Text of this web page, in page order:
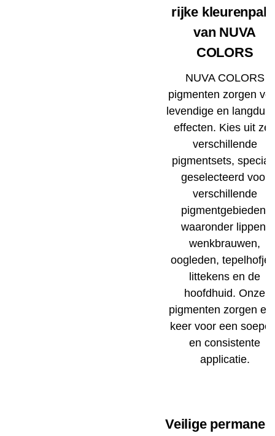
rijke
van NUVA
COLORS
NUVA COLORS
pigmenten zorgen
levendige en
effecten. Kies uit
verschillende
pigmentsets,
geselecteerd voor
verschillende
pigmentgebieden,
waaronder lippen,
wenkbrauwen,
oogleden,
littekens en de
hoofdhuid. Onze
pigmenten zorgen
keer voor een
en consistente
applicatie.
Veilige